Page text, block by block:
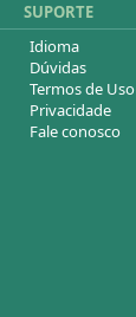
SUPORTE
Idioma
Dúvidas
Termos de Uso
Privacidade
Fale conosco